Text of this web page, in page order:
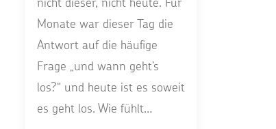
Monate war dieser Tag die
Antwort auf die häufige
Frage „und wann geht’s
los?“ und heute ist es soweit
es geht los. Wie fühlt…